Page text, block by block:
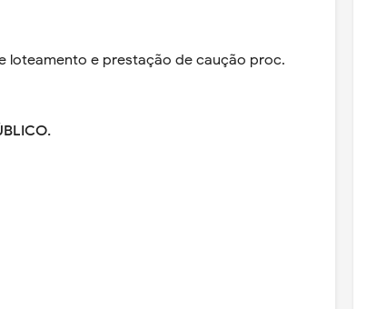
loteamento e prestação de caução proc.